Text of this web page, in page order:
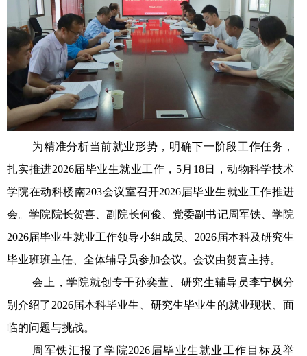
为精准分析当前就业形势，明确下一阶段工作任务，
扎实推进2026届毕业生就业工作，5月18日，动物科学技术
学院在动科楼南203会议室召开2026届毕业生就业工作推进
会。学院院长贺喜、副院长何俊、党委副书记周军铁、学院
2026届毕业生就业工作领导小组成员、2026届本科及研究生
毕业班班主任、全体辅导员参加会议。会议由贺喜主持。
会上，学院就创专干孙奕萱、研究生辅导员李宁枫分
别介绍了2026届本科毕业生、研究生毕业生的就业现状、面
临的问题与挑战。
周军铁汇报了学院2026届毕业生就业工作目标及举